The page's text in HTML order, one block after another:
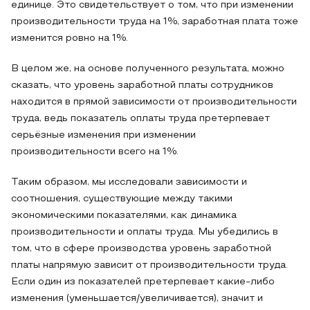
единице. Это свидетельствует о том, что при изменении
производительности труда на 1%, заработная плата тоже
изменится ровно на 1%.
В целом же, на основе полученного результата, можно
сказать, что уровень заработной платы сотрудников
находится в прямой зависимости от производительности
труда, ведь показатель оплаты труда претерпевает
серьёзные изменения при изменении
производительности всего на 1%.
Таким образом, мы исследовали зависимости и
соотношения, существующие между такими
экономическими показателями, как динамика
производительности и оплаты труда. Мы убедились в
том, что в сфере производства уровень заработной
платы напрямую зависит от производительности труда.
Если один из показателей претерпевает какие-либо
изменения (уменьшается/увеличивается), значит и